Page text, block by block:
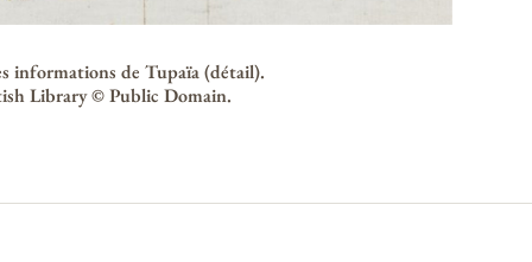
informations de Tupaïa (détail).
Library © Public Domain.